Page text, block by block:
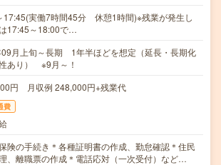
17:45(実働7時間45分 休憩1時間)※残業が発生し
17:45～18:00で…
月上旬～長期 1年半ほどを想定（延長・長期化
あり） ※9月～！
円 月収例 248,000円+残業代
費
険の手続き＊各種証明書の作成、勤怠確認＊住民
、離職票の作成＊電話応対（一次受付）など…